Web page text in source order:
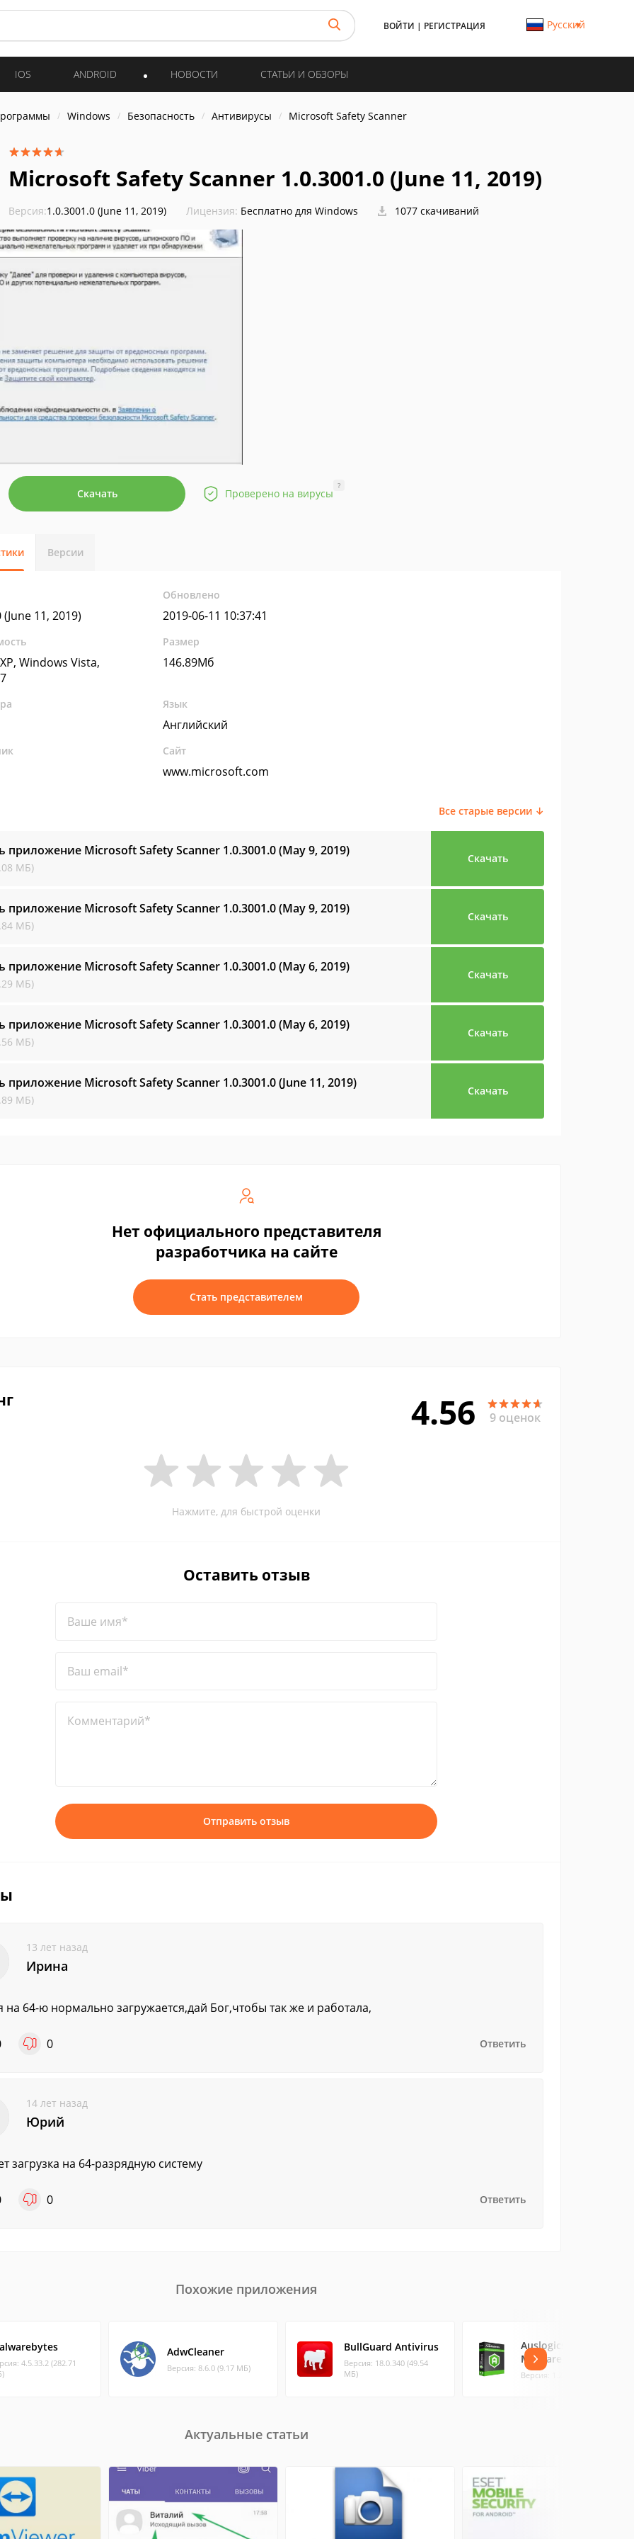
ВОЙТИ | РЕГИСТРАЦИЯ Русский
IOS ANDROID НОВОСТИ СТАТЬИ И ОБЗОРЫ
Windows Безопасность Антивирусы Microsoft Safety Scanner
Microsoft Safety Scanner 1.0.3001.0 (June 11, 2019)
Версия:1.0.3001.0 (June 11, 2019) Лицензия: Бесплатно для Windows 1077 скачиваний
Скачать Проверено на вирусы
?
Версии
11, 2019)
Обновлено
2019-06-11 10:37:41
Windows Vista,
Размер
146.89Мб
Язык
Английский
Сайт
www.microsoft.com
Все старые версии ↓
приложение Microsoft Safety Scanner 1.0.3001.0 (May 9, 2019)
МБ)
Скачать
приложение Microsoft Safety Scanner 1.0.3001.0 (May 9, 2019)
МБ)
Скачать
приложение Microsoft Safety Scanner 1.0.3001.0 (May 6, 2019)
МБ)
Скачать
приложение Microsoft Safety Scanner 1.0.3001.0 (May 6, 2019)
МБ)
Скачать
приложение Microsoft Safety Scanner 1.0.3001.0 (June 11, 2019)
МБ)
Скачать
Нет официального представителя
разработчика на сайте
Стать представителем
4.56 9 оценок
Нажмите, для быстрой оценки
Оставить отзыв
Ваше имя*
Ваш email*
Комментарий*
Отправить отзыв
13 лет назад
Ирина
на 64-ю нормально загружается,дай Бог,чтобы так же и работала,
0 Ответить
14 лет назад
Юрий
загрузка на 64-разрядную систему
0 Ответить
Похожие приложения
4.5.33.2 (282.71
AdwCleaner
Версия: 8.6.0 (9.17 МБ)
BullGuard Antivirus
Версия: 18.0.340 (49.54
МБ)
Auslogics Anti-
Malware
Версия: 1.21.0.5 (13.2 МБ)
Актуальные статьи